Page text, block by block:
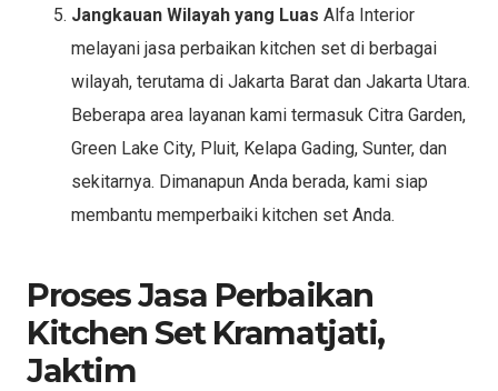
Jangkauan Wilayah yang Luas Alfa Interior
melayani jasa perbaikan kitchen set di berbagai
wilayah, terutama di Jakarta Barat dan Jakarta Utara.
Beberapa area layanan kami termasuk Citra Garden,
Green Lake City, Pluit, Kelapa Gading, Sunter, dan
sekitarnya. Dimanapun Anda berada, kami siap
membantu memperbaiki kitchen set Anda.
ProsesJasa Perbaikan
Kitchen Set Kramatjati,
Jaktim